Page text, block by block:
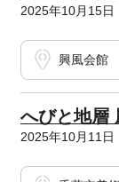
2025年10月15日
興風会館
へびと地層
2025年10月11日